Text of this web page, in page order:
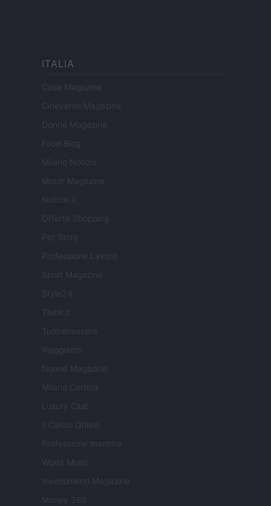
ITALIA
Casa Magazine
Cineverse Magazine
Donne Magazine
Food Blog
Milano Notizie
Motor Magazine
Notizie.it
Offerte Shopping
Pet Story
Professione Lavoro
Sport Magazine
Style24
Think.it
Tuobenessere
Viaggiamo
Nonne Magazine
Milano Cortina
Luxury Club
Il Calcio Online
Professione mamma
World Music
Investimenti Magazine
Money 365